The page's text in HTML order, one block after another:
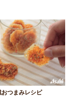
つまみレシピ